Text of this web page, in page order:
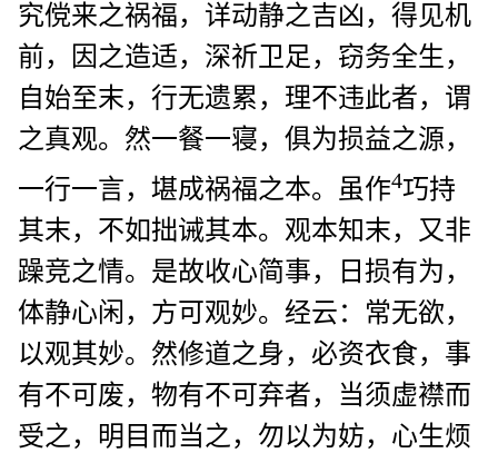
究傥来之祸福，详动静之吉凶，得见机
前，因之造适，深祈卫足，窃务全生，
自始至末，行无遗累，理不违此者，谓
之真观。然一餐一寝，俱为损益之源，
一行一言，堪成祸福之本。虽作4巧持
其末，不如拙诫其本。观本知末，又非
躁竞之情。是故收心简事，日损有为，
体静心闲，方可观妙。经云：常无欲，
以观其妙。然修道之身，必资衣食，事
有不可废，物有不可弃者，当须虚襟而
受之，明目而当之，勿以为妨，心生烦